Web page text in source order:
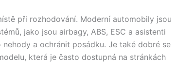
při rozhodování. Moderní automobily jsou
jako jsou airbagy, ABS, ESC a asistenti
a ochránit posádku. Je také dobré se
která je často dostupná na stránkách